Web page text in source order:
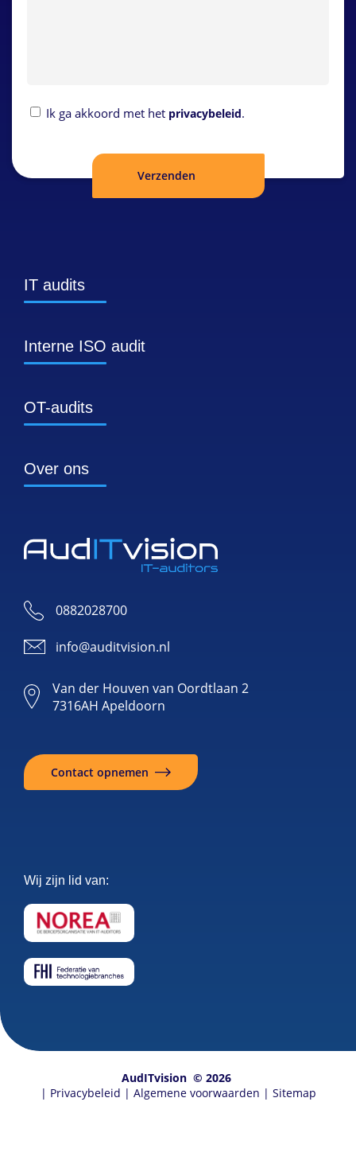
Privacybeleid
Ik ga akkoord met het privacybeleid.
0882028700
info@auditvision.nl
Van der Houven van Oordtlaan 2
7316AH Apeldoorn
Contact opnemen
IT audits
Interne ISO audit
OT-audits
Over ons
Wij zijn lid van:
AudITvision © 2026
| Privacybeleid | Algemene voorwaarden | Sitemap